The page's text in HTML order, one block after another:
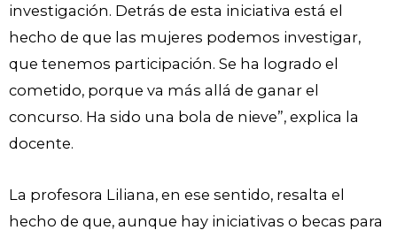
investigación. Detrás de esta iniciativa está el
hecho de que las mujeres podemos investigar,
que tenemos participación. Se ha logrado el
cometido, porque va más allá de ganar el
concurso. Ha sido una bola de nieve”, explica la
docente.
La profesora Liliana, en ese sentido, resalta el
hecho de que, aunque hay iniciativas o becas para